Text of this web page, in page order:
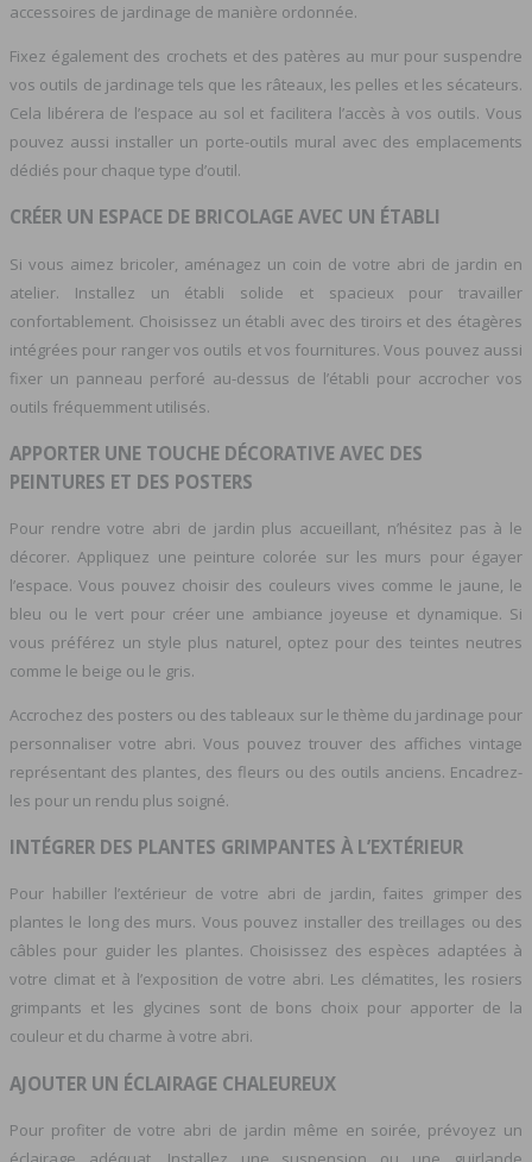
accessoires de jardinage de manière ordonnée.
Fixez également des crochets et des patères au mur pour suspendre
vos outils de jardinage tels que les râteaux, les pelles et les sécateurs.
Cela libérera de l’espace au sol et facilitera l’accès à vos outils. Vous
pouvez aussi installer un porte-outils mural avec des emplacements
dédiés pour chaque type d’outil.
CRÉER UN ESPACE DE BRICOLAGE AVEC UN ÉTABLI
Si vous aimez bricoler, aménagez un coin de votre abri de jardin en
atelier. Installez un établi solide et spacieux pour travailler
confortablement. Choisissez un établi avec des tiroirs et des étagères
intégrées pour ranger vos outils et vos fournitures. Vous pouvez aussi
fixer un panneau perforé au-dessus de l’établi pour accrocher vos
outils fréquemment utilisés.
APPORTER UNE TOUCHE DÉCORATIVE AVEC DES
PEINTURES ET DES POSTERS
Pour rendre votre abri de jardin plus accueillant, n’hésitez pas à le
décorer. Appliquez une peinture colorée sur les murs pour égayer
l’espace. Vous pouvez choisir des couleurs vives comme le jaune, le
bleu ou le vert pour créer une ambiance joyeuse et dynamique. Si
vous préférez un style plus naturel, optez pour des teintes neutres
comme le beige ou le gris.
Accrochez des posters ou des tableaux sur le thème du jardinage pour
personnaliser votre abri. Vous pouvez trouver des affiches vintage
représentant des plantes, des fleurs ou des outils anciens. Encadrez-
les pour un rendu plus soigné.
INTÉGRER DES PLANTES GRIMPANTES À L’EXTÉRIEUR
Pour habiller l’extérieur de votre abri de jardin, faites grimper des
plantes le long des murs. Vous pouvez installer des treillages ou des
câbles pour guider les plantes. Choisissez des espèces adaptées à
votre climat et à l’exposition de votre abri. Les clématites, les rosiers
grimpants et les glycines sont de bons choix pour apporter de la
couleur et du charme à votre abri.
AJOUTER UN ÉCLAIRAGE CHALEUREUX
Pour profiter de votre abri de jardin même en soirée, prévoyez un